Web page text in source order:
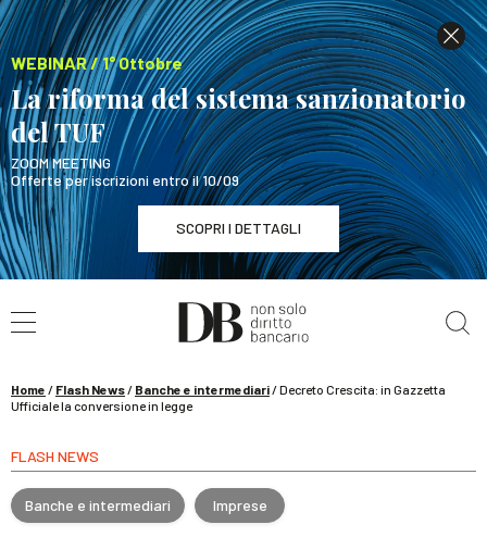
WEBINAR / 1° Ottobre
La riforma del sistema sanzionatorio
del TUF
ZOOM MEETING
Offerte per iscrizioni entro il 10/09
SCOPRI I DETTAGLI
WEBINAR / 1° Ottobre
La riforma del sistema sanzionatorio del TUF
Home / Flash News/ Banche e intermediari/Decreto Crescita: in Gazzetta
Ufficiale la conversione in legge
FLASH NEWS
Banche e intermediari Imprese